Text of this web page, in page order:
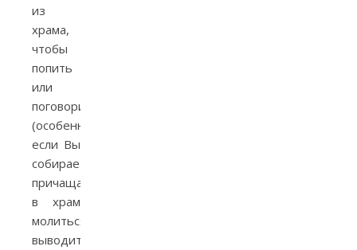
из
храма,
чтобы
попить
или
поговорить
(особенно
если Вы
собираетесь
причащаться!). Приходите
в храм
молиться! Нo
выводить неспокойных